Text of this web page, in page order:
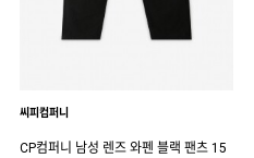
씨피컴퍼니
CP컴퍼니 남성 렌즈 와펜 블랙 팬츠 15